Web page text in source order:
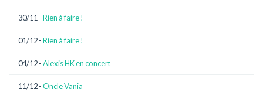
30/11 -Rien à faire !
01/12 -Rien à faire !
04/12 -Alexis HK en concert
11/12 -Oncle Vania